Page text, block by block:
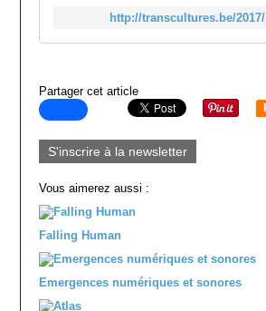
http://transcultures.be/
Partager cet article
S'inscrire à la newsletter
Vous aimerez aussi :
Falling Human
Emergences numériques et sonores